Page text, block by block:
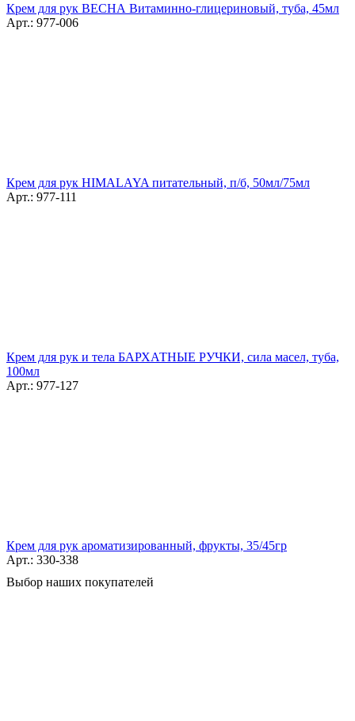
Крем для рук ВЕСНА Витаминно-глицериновый, туба, 45мл
Арт.: 977-006
Крем для рук HIMALAYA питательный, п/б, 50мл/75мл
Арт.: 977-111
Крем для рук и тела БАРХАТНЫЕ РУЧКИ, сила масел, туба,
100мл
Арт.: 977-127
Крем для рук ароматизированный, фрукты, 35/45гр
Арт.: 330-338
Выбор наших покупателей